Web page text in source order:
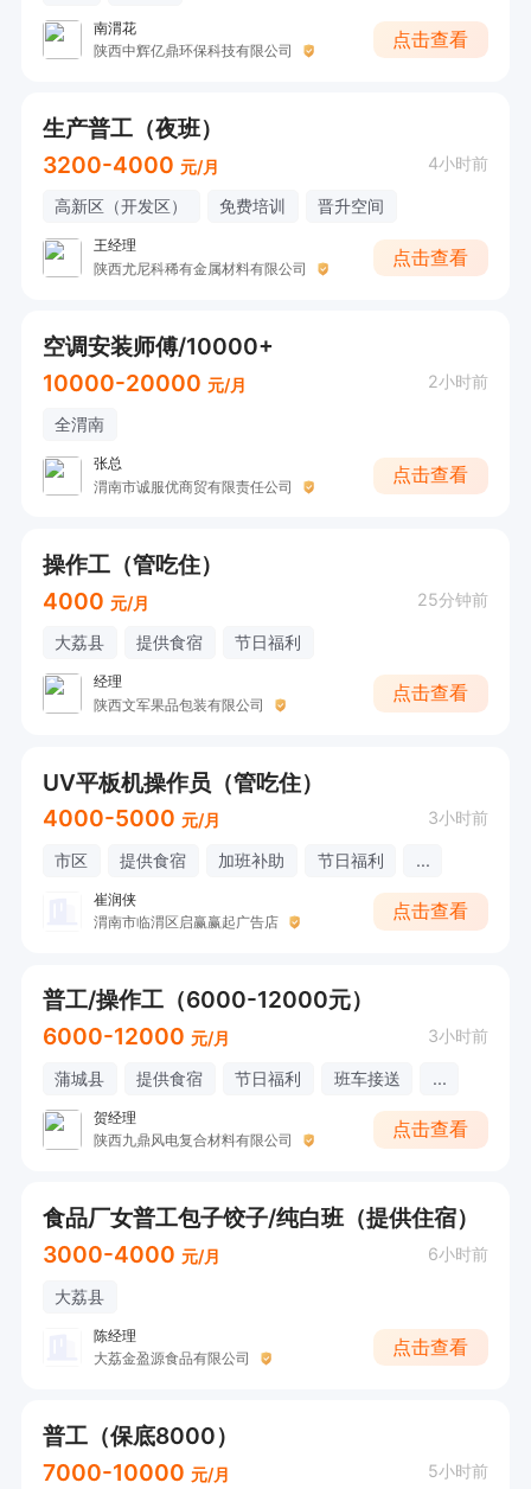
南渭花
陕西中辉亿鼎环保科技有限公司
点击查看
生产普工（夜班）
3200-4000 元/月 4小时前
高新区（开发区） 免费培训 晋升空间
王经理
陕西尤尼科稀有金属材料有限公司
点击查看
空调安装师傅/10000+
10000-20000 元/月 2小时前
全渭南
张总
渭南市诚服优商贸有限责任公司
点击查看
操作工（管吃住）
4000 元/月 25分钟前
大荔县 提供食宿 节日福利
经理
陕西文军果品包装有限公司
点击查看
UV平板机操作员（管吃住）
4000-5000 元/月 3小时前
市区 提供食宿 加班补助 节日福利 ...
崔润侠
渭南市临渭区启赢赢起广告店
点击查看
普工/操作工（6000-12000元）
6000-12000 元/月 3小时前
蒲城县 提供食宿 节日福利 班车接送 ...
贺经理
陕西九鼎风电复合材料有限公司
点击查看
食品厂女普工包子饺子/纯白班（提供住宿）
3000-4000 元/月 6小时前
大荔县
陈经理
大荔金盈源食品有限公司
点击查看
普工（保底8000）
7000-10000 元/月 5小时前